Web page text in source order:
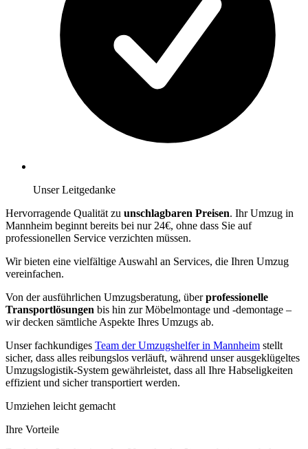
Unser Leitgedanke
Hervorragende Qualität zu unschlagbaren Preisen. Ihr Umzug in
Mannheim beginnt bereits bei nur 24€, ohne dass Sie auf
professionellen Service verzichten müssen.
Wir bieten eine vielfältige Auswahl an Services, die Ihren Umzug
vereinfachen.
Von der ausführlichen Umzugsberatung, überprofessionelle
Transportlösungen bis hin zur Möbelmontage und -demontage –
wir decken sämtliche Aspekte Ihres Umzugs ab.
Unser fachkundiges Team der Umzugshelfer in Mannheim stellt
sicher, dass alles reibungslos verläuft, während unser ausgeklügeltes
Umzugslogistik-System gewährleistet, dass all Ihre Habseligkeiten
effizient und sicher transportiert werden.
Umziehen leicht gemacht
Ihre Vorteile